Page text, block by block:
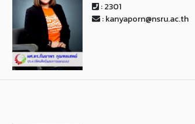
: 2301
: kanyaporn@nsru.ac.th